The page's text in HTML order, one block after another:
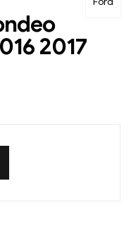
2017